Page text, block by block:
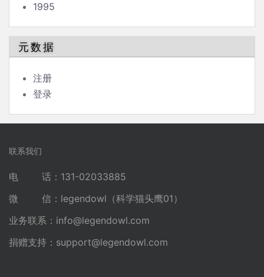
1995
元数据
注册
登录
联系我们
电 话：131-02033885
微 信：legendowl（科学猫头鹰01）
业务联系： info@legendowl.com
捐赠支持： support@legendowl.com